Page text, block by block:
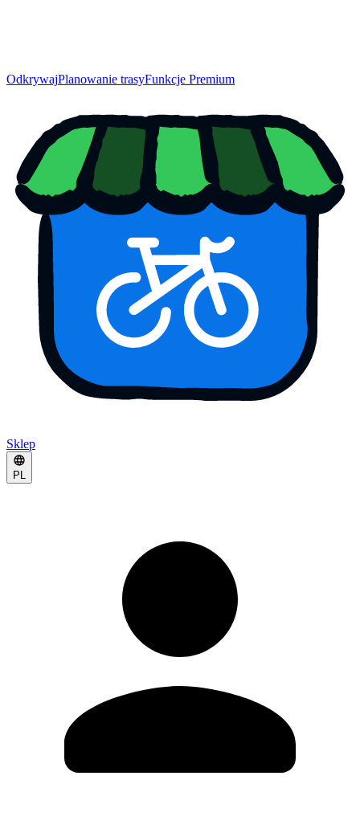
OdkrywajPlanowanie trasyFunkcje Premium
Sklep
PL